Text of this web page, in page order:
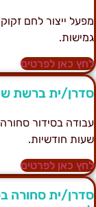
ייצור לחם
כאן לפרטים
ית ברשת
חודשיות.
כאן לפרטים
ית סחורה